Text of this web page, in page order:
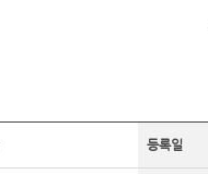
등록일